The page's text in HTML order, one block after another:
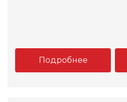
Подробнее